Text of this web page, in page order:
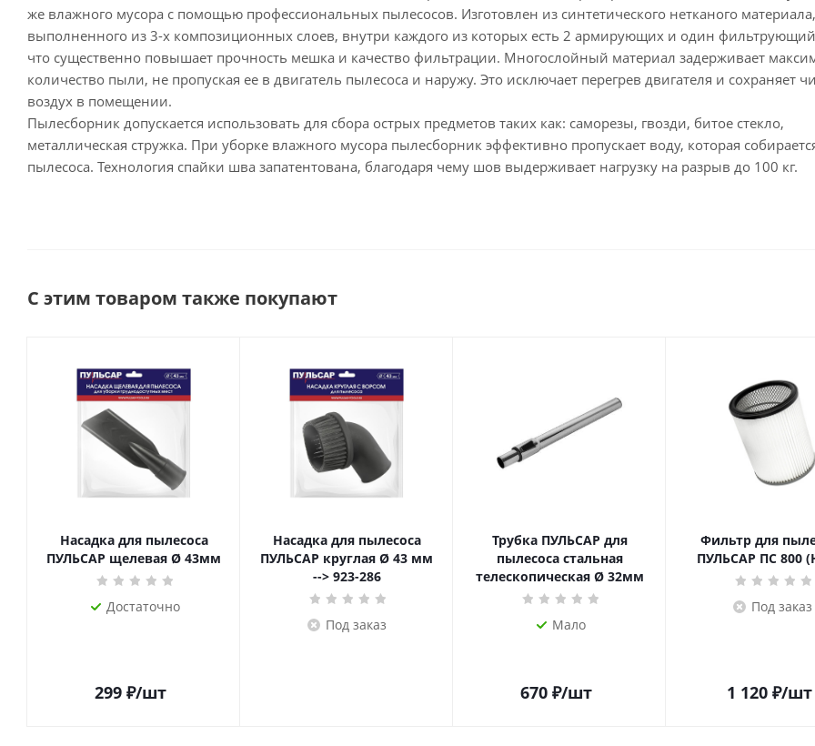
же влажного мусора с помощью профессиональных пылесосов. Изготовлен из синтетического нетканого материала,
выполненного из 3-х композиционных слоев, внутри каждого из которых есть 2 армирующих и один
что существенно повышает прочность мешка и качество фильтрации. Многослойный материал задерживает
количество пыли, не пропуская ее в двигатель пылесоса и наружу. Это исключает перегрев двигателя и сохраняет
воздух в помещении.
Пылесборник допускается использовать для сбора острых предметов таких как: саморезы, гвозди, битое стекло,
металлическая стружка. При уборке влажного мусора пылесборник эффективно пропускает воду, которая
пылесоса. Технология спайки шва запатентована, благодаря чему шов выдерживает нагрузку на разрыв до 100 кг.
С этим товаром также покупают
Насадка для пылесоса
ПУЛЬСАР щелевая Ø 43мм
Достаточно
299 ₽/шт
Насадка для пылесоса
ПУЛЬСАР круглая Ø 43 мм
--> 923-286
Под заказ
Трубка ПУЛЬСАР для
пылесоса стальная
телескопическая Ø 32мм
Мало
670 ₽/шт
Фильтр для
ПУЛЬСАР ПС 800
Под заказ
1 120₽/шт